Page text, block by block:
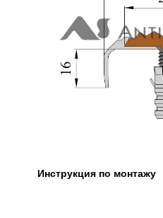
Инструкция по монтажу